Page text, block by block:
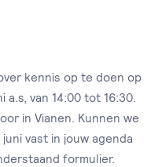
kennis op te doen op
van 14:00 tot 16:30.
in Vianen. Kunnen we
vast in jouw agenda
formulier.